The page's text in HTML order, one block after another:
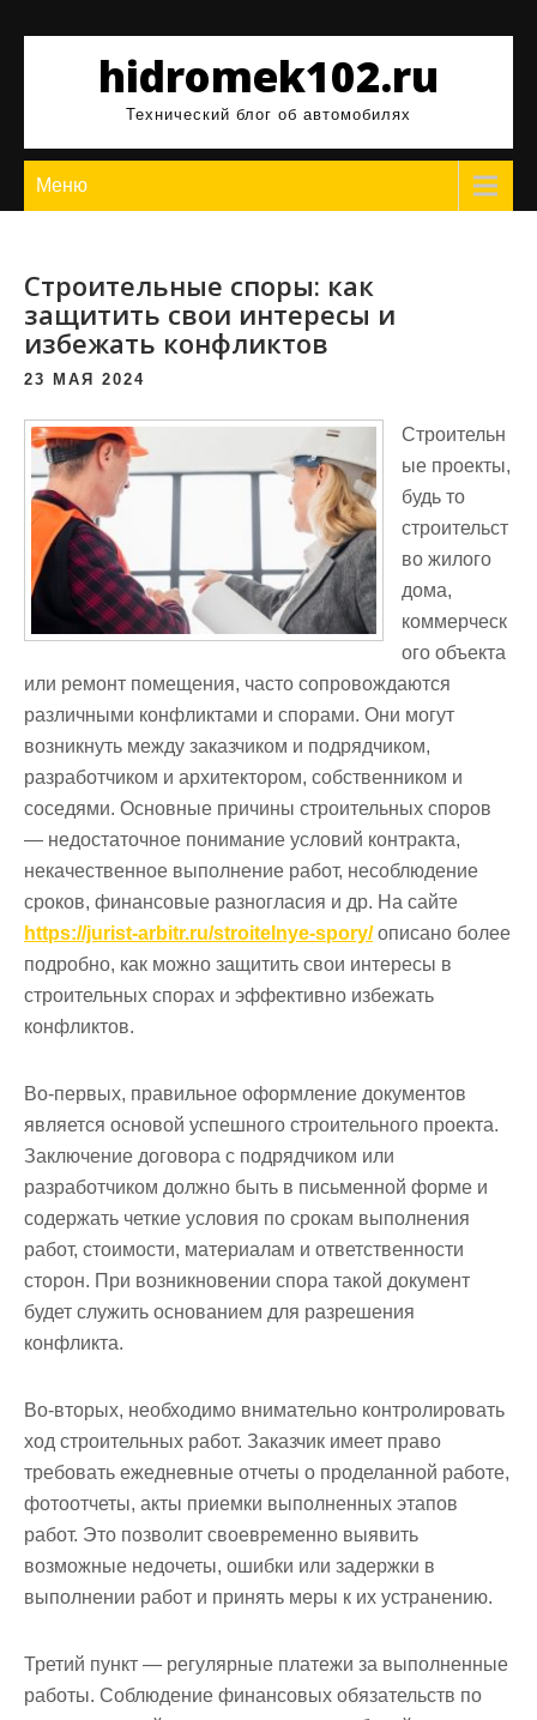
содержимомуhidromek102.ru
Технический блог об автомобилях
Меню
Строительные споры: как
защитить свои интересы и
избежать конфликтов
23 МАЯ 2024
Строительн
ые проекты,
будь то
строительст
во жилого
дома,
коммерческ
ого объекта
или ремонт помещения, часто сопровождаются
различными конфликтами и спорами. Они могут
возникнуть между заказчиком и подрядчиком,
разработчиком и архитектором, собственником и
соседями. Основные причины строительных споров
— недостаточное понимание условий контракта,
некачественное выполнение работ, несоблюдение
сроков, финансовые разногласия и др. На сайте
https://jurist-arbitr.ru/stroitelnye-spory/описано более
подробно, как можно защитить свои интересы в
строительных спорах и эффективно избежать
конфликтов.
Во-первых, правильное оформление документов
является основой успешного строительного проекта.
Заключение договора с подрядчиком или
разработчиком должно быть в письменной форме и
содержать четкие условия по срокам выполнения
работ, стоимости, материалам и ответственности
сторон. При возникновении спора такой документ
будет служить основанием для разрешения
конфликта.
Во-вторых, необходимо внимательно контролировать
ход строительных работ. Заказчик имеет право
требовать ежедневные отчеты о проделанной работе,
фотоотчеты, акты приемки выполненных этапов
работ. Это позволит своевременно выявить
возможные недочеты, ошибки или задержки в
выполнении работ и принять меры к их устранению.
Третий пункт — регулярные платежи за выполненные
работы. Соблюдение финансовых обязательств по